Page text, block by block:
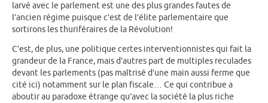
larvé avec le parlement est une des plus grandes fautes de
l’ancien régime puisque c’est de l’élite parlementaire que
sortirons les thuriféraires de la Révolution!
C’est, de plus, une politique certes interventionnistes qui fait la
grandeur de la France, mais d’autres part de multiples reculades
devant les parlements (pas maîtrisé d’une main aussi ferme que
cité ici) notamment sur le plan fiscale… Ce qui contribue a
aboutir au paradoxe étrange qu’avec la société la plus riche